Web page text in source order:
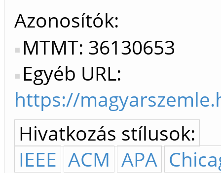
Azonosítók
MTMT: 36130653
Egyéb URL:
https://
Hivatkozás stílusok:
IEEE ACM APA